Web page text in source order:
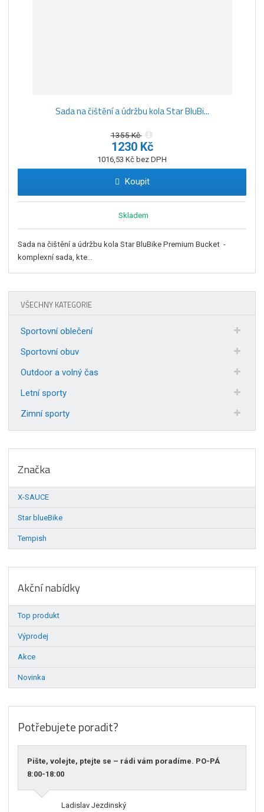
Sada na čištění a údržbu kola Star BluBi...
1355 Kč
1230 Kč
1016,53 Kč bez DPH
Koupit
Skladem
Sada na čištění a údržbu kola Star BluBike Premium Bucket -
komplexní sada, kte...
VŠECHNY KATEGORIE
Sportovní oblečení
Sportovní obuv
Outdoor a volný čas
Letní sporty
Zimní sporty
Značka
X-SAUCE
Star blueBike
Tempish
Akční nabídky
Top produkt
Výprodej
Akce
Novinka
Potřebujete poradit?
Pište, volejte, ptejte se – rádi vám poradíme. PO-PÁ
8:00-18:00
Ladislav Jezdinský